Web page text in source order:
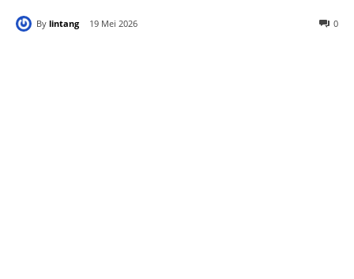
By lintang 19 Mei 2026 0